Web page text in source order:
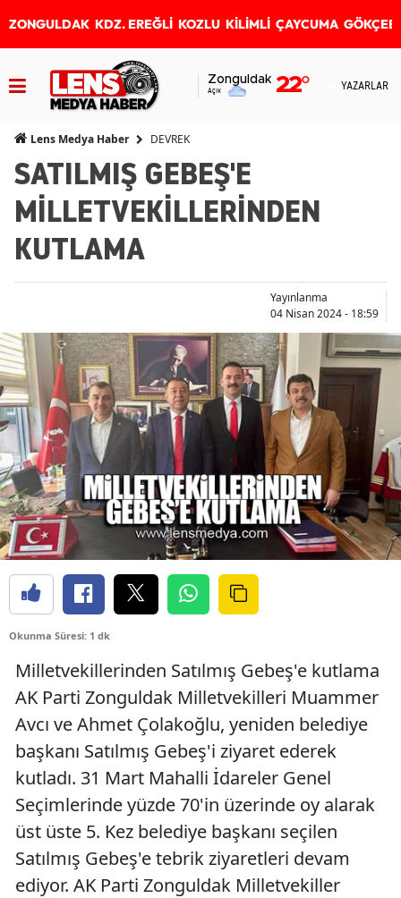
ZONGULDAK KDZ. EREĞLİ KOZLU KİLİMLİ ÇAYCUMA
Zonguldak
Açık 22° YAZARLAR
Lens Medya Haber DEVREK
SATILMIŞ GEBEŞ'E
MİLLETVEKİLLERİNDEN
KUTLAMA
Yayınlanma
04 Nisan 2024 - 18:59
Okunma Süresi: 1 dk
Milletvekillerinden Satılmış Gebeş'e kutlama
AK Parti Zonguldak Milletvekilleri Muammer
Avcı ve Ahmet Çolakoğlu, yeniden belediye
başkanı Satılmış Gebeş'i ziyaret ederek
kutladı. 31 Mart Mahalli İdareler Genel
Seçimlerinde yüzde 70'in üzerinde oy alarak
üst üste 5. Kez belediye başkanı seçilen
Satılmış Gebeş'e tebrik ziyaretleri devam
ediyor. AK Parti Zonguldak Milletvekiller